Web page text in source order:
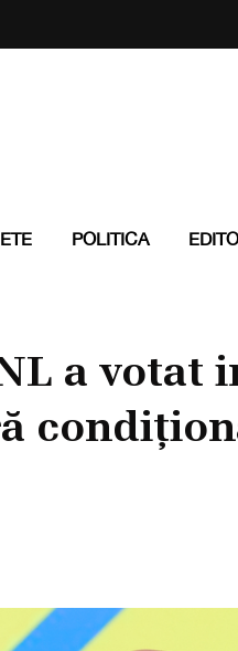
POLITICA
a votat